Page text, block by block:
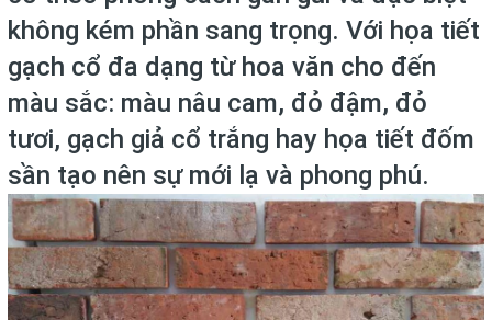
không kém phần sang trọng. Với họa tiết
gạch cổ đa dạng từ hoa văn cho đến
màu sắc: màu nâu cam, đỏ đậm, đỏ
tươi, gạch giả cổ trắng hay họa tiết đốm
sần tạo nên sự mới lạ và phong phú.